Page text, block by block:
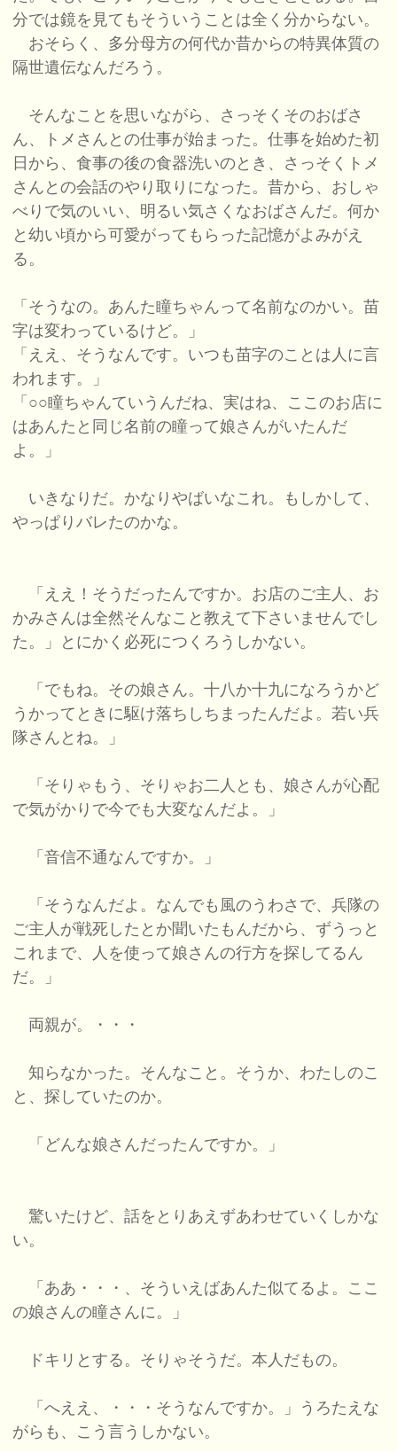
分では鏡を見てもそういうことは全く分からない。
おそらく、多分母方の何代か昔からの特異体質の
隔世遺伝なんだろう。
そんなことを思いながら、さっそくそのおばさ
ん、トメさんとの仕事が始まった。仕事を始めた初
日から、食事の後の食器洗いのとき、さっそくトメ
さんとの会話のやり取りになった。昔から、おしゃ
べりで気のいい、明るい気さくなおばさんだ。何か
と幼い頃から可愛がってもらった記憶がよみがえ
る。
「そうなの。あんた瞳ちゃんって名前なのかい。苗
字は変わっているけど。」
「ええ、そうなんです。いつも苗字のことは人に言
われます。」
「○○瞳ちゃんていうんだね、実はね、ここのお店に
はあんたと同じ名前の瞳って娘さんがいたんだ
よ。」
いきなりだ。かなりやばいなこれ。もしかして、
やっぱりバレたのかな。
「ええ！そうだったんですか。お店のご主人、お
かみさんは全然そんなこと教えて下さいませんでし
た。」とにかく必死につくろうしかない。
「でもね。その娘さん。十八か十九になろうかど
うかってときに駆け落ちしちまったんだよ。若い兵
隊さんとね。」
「そりゃもう、そりゃお二人とも、娘さんが心配
で気がかりで今でも大変なんだよ。」
「音信不通なんですか。」
「そうなんだよ。なんでも風のうわさで、兵隊の
ご主人が戦死したとか聞いたもんだから、ずうっと
これまで、人を使って娘さんの行方を探してるん
だ。」
両親が。・・・
知らなかった。そんなこと。そうか、わたしのこ
と、探していたのか。
「どんな娘さんだったんですか。」
驚いたけど、話をとりあえずあわせていくしかな
い。
「ああ・・・、そういえばあんた似てるよ。ここ
の娘さんの瞳さんに。」
ドキリとする。そりゃそうだ。本人だもの。
「へええ、・・・そうなんですか。」うろたえな
がらも、こう言うしかない。